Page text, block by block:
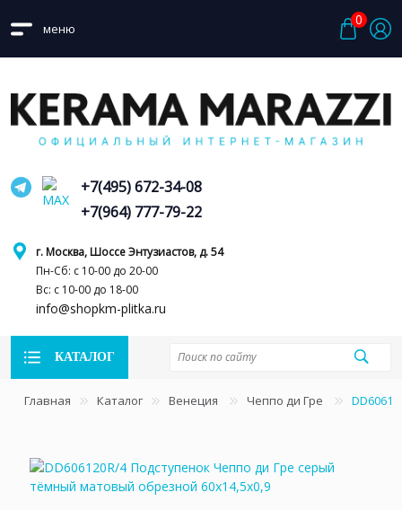
меню
0
г. Москва, Шоссе Энтузиастов, д. 54
Пн-Сб: с 10-00 до 20-00
Вс: с 10-00 до 18-00
info@shopkm-plitka.ru
+7(495) 672-34-08
+7(964) 777-79-22
КАТАЛОГ
Главная Каталог Венеция Чеппо ди Гре